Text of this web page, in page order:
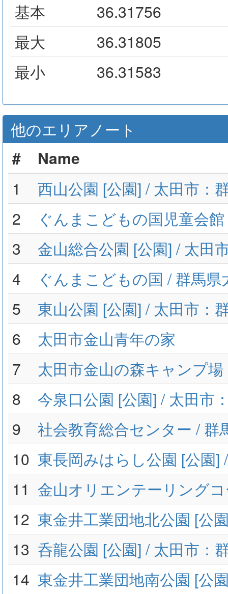
基本
36.31756
最大
36.31805
最小
36.31583
他のエリアノート
#
Name
1
西山公園 [公園] / 太田市：
2
ぐんまこどもの国児童会
3
金山総合公園 [公園] / 太田
4
ぐんまこどもの国 / 群馬県
5
東山公園 [公園] / 太田市：
6
太田市金山青年の家
7
太田市金山の森キャンプ場
8
今泉口公園 [公園] / 太田市
9
社会教育総合センター / 群
10 東長岡みはらし公園 [公園]
11 金山オリエンテーリング
12 東金井工業団地北公園 [公
13 呑龍公園 [公園] / 太田市：
14 東金井工業団地南公園 [公